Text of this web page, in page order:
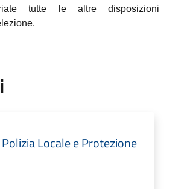
tutte le altre disposizioni
Locale e Protezione